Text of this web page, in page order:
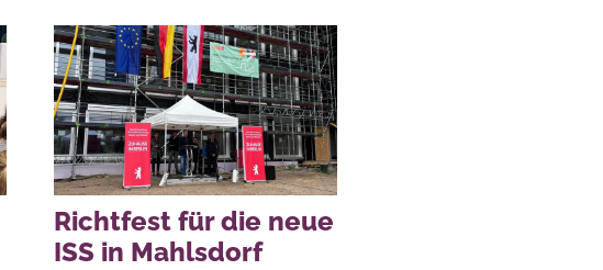
Richtfest für die neue
ISS in Mahlsdorf